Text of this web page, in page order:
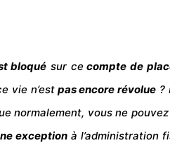
bloqué sur cecompte de
vie n’estpas encore révolue ?
normalement, vous ne
exceptionà l’administration